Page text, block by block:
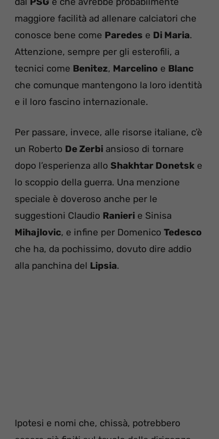
maggiore facilità ad allenare calciatori che
conosce bene come Paredes e Di Maria.
Attenzione, sempre per gli esterofili, a
tecnici come Benitez, Marcelino e Blanc
che comunque mantengono la loro identità
e il loro fascino internazionale.
Per passare, invece, alle risorse italiane, c’è
un Roberto De Zerbi ansioso di tornare
dopo l’esperienza allo Shakhtar Donetsk e
lo scoppio della guerra. Una menzione
speciale è doveroso anche per le
suggestioni Claudio Ranieri e Sinisa
Mihajlovic, e infine per Domenico Tedesco
che ha, da pochissimo, dovuto dire addio
alla panchina del Lipsia.
Ipotesi e nomi che, chissà, potrebbero